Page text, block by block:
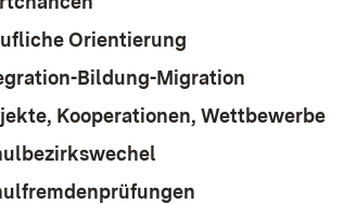
Orientierung
Bildung-Migration
Kooperationen, Wettbewerbe